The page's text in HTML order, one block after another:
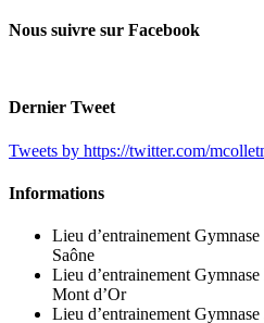
Nous suivre sur Facebook
Dernier Tweet
Tweets by https://twitter.com/
Informations
Lieu d’entrainement
Saône
Lieu d’entrainement
Mont d’Or
Lieu d’entrainement